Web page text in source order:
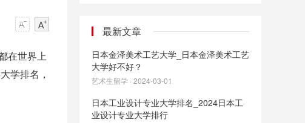
在世界上
学排名 ，
最新文章
日本金泽美术工艺大学_日本金泽美术工艺
大学好不好？
艺术生留学 · 2024-03-01
日本工业设计专业大学排名_2024日本工
业设计专业大学排行